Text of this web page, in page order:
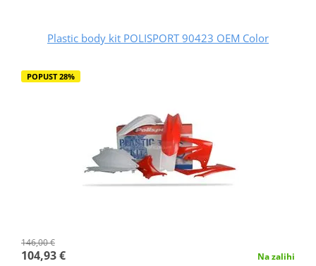
Plastic body kit POLISPORT 90423 OEM Color
POPUST 28%
146,00 €
104,93 € Na zalihi